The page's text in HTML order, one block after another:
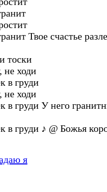
Твое счастье
тоски
не ходи
в груди
не ходи
в груди У него
в груди ♪ @ Божья
я